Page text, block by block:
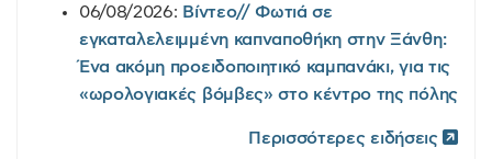
06/08/2026: Βίντεο// Φωτιά σε
εγκαταλελειμμένη καπναποθήκη στην Ξάνθη:
Ένα ακόμη προειδοποιητικό καμπανάκι, για τις
«ωρολογιακές βόμβες» στο κέντρο της πόλης
Περισσότερες ειδήσεις